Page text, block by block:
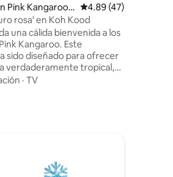
de 5; 7 evaluaciones
Pink Kangaroo,
Calificación
4.89 (47)
rosa' en Koh Kood
una cálida bienvenida a los
Kangaroo. Este
sido diseñado para ofrecer
verdaderamente tropical,
entorno de palmeras y
Si buscas una
o un espacio de
playa de arenas doradas y
está a un paso y a un
· TV